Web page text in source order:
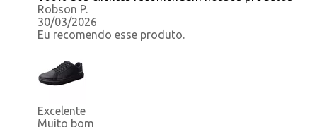
Robson P.
30/03/2026
Eu recomendo esse produto.
Excelente
Muito bom